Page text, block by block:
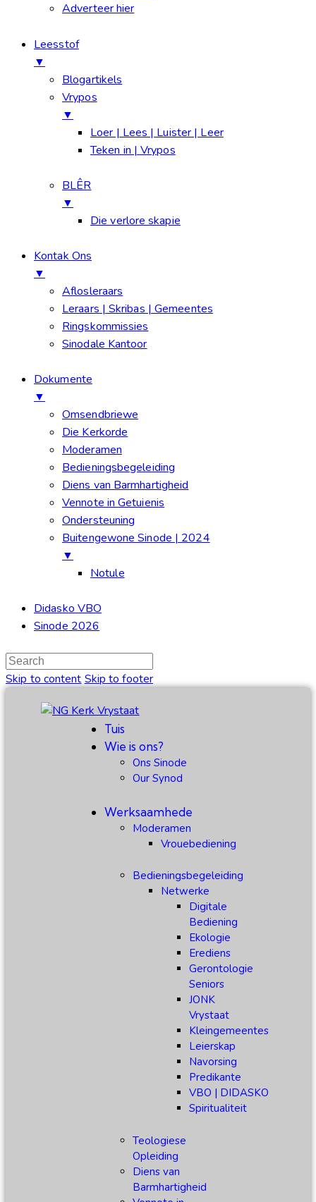
Adverteer hier
Leesstof
▼
Blogartikels
Vrypos
▼
Loer | Lees | Luister | Leer
Teken in | Vrypos
BLÊR
▼
Die verlore skapie
Kontak Ons
▼
Aflosleraars
Leraars | Skribas | Gemeentes
Ringskommissies
Sinodale Kantoor
Dokumente
▼
Omsendbriewe
Die Kerkorde
Moderamen
Bedieningsbegeleiding
Diens van Barmhartigheid
Vennote in Getuienis
Ondersteuning
Buitengewone Sinode | 2024
▼
Notule
Didasko VBO
Sinode 2026
Skip to content Skip to footer
Tuis
Wie is ons?
Ons Sinode
Our Synod
Werksaamhede
Moderamen
Vrouebediening
Bedieningsbegeleiding
Netwerke
Digitale
Bediening
Ekologie
Erediens
Gerontologie
Seniors
JONK
Vrystaat
Kleingemeentes
Leierskap
Navorsing
Predikante
VBO | DIDASKO
Spiritualiteit
Teologiese
Opleiding
Diens van
Barmhartigheid